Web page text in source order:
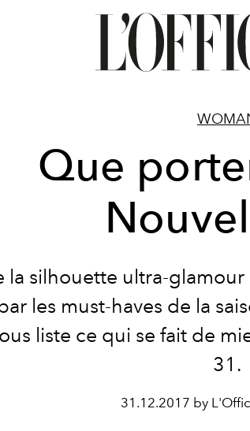
Que
la silhouette ultra-
les must-haves de la
liste ce qui se fait de
31.
31.12.2017 by